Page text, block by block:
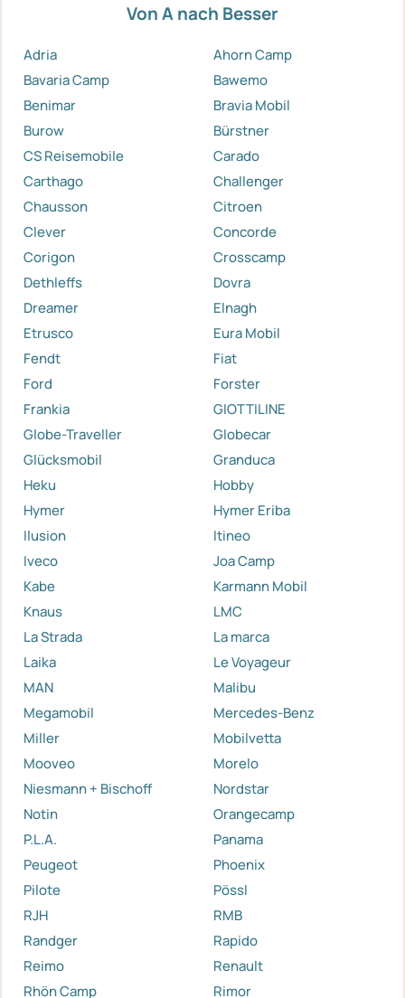
Von A nach Besser
Adria
Ahorn Camp
Bavaria Camp
Bawemo
Benimar
Bravia Mobil
Burow
Bürstner
CS Reisemobile
Carado
Carthago
Challenger
Chausson
Citroen
Clever
Concorde
Corigon
Crosscamp
Dethleffs
Dovra
Dreamer
Elnagh
Etrusco
Eura Mobil
Fendt
Fiat
Ford
Forster
Frankia
GIOTTILINE
Globe-Traveller
Globecar
Glücksmobil
Granduca
Heku
Hobby
Hymer
Hymer Eriba
Ilusion
Itineo
Iveco
Joa Camp
Kabe
Karmann Mobil
Knaus
LMC
La Strada
La marca
Laika
Le Voyageur
MAN
Malibu
Megamobil
Mercedes-Benz
Miller
Mobilvetta
Mooveo
Morelo
Niesmann + Bischoff
Nordstar
Notin
Orangecamp
P.L.A.
Panama
Peugeot
Phoenix
Pilote
Pössl
RJH
RMB
Randger
Rapido
Reimo
Renault
Rhön Camp
Rimor